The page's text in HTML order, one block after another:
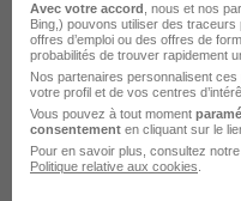
Médecin
Adecco Medical
Dracy-le-Fort - 71 CDI
Avec votre accord , nous et nos
Bing,) pouvons utiliser des
offres d’emploi ou des offres de
probabilités de trouver rapidement
Nos partenaires personnalisent
votre profil et de vos centres
Vous pouvez à tout moment
consentement en cliquant sur le
Pour en savoir plus, consultez notre
Politique relative aux cookies